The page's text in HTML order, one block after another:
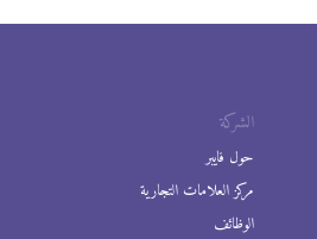
الشركة
حول فايبر
مركز العلامات التجارية
الوظائف